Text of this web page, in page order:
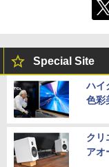
Special Site
ハイ
色彩
クリ
アオ